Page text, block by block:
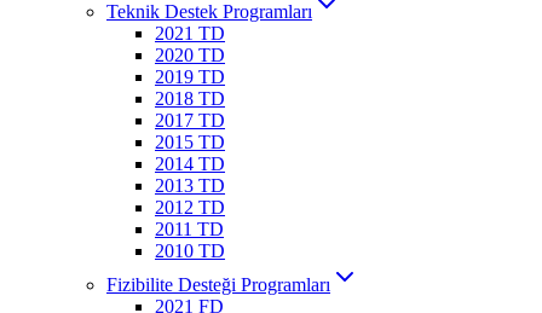
Teknik Destek Programları
2021 TD
2020 TD
2019 TD
2018 TD
2017 TD
2015 TD
2014 TD
2013 TD
2012 TD
2011 TD
2010 TD
Fizibilite Desteği Programları
2021 FD